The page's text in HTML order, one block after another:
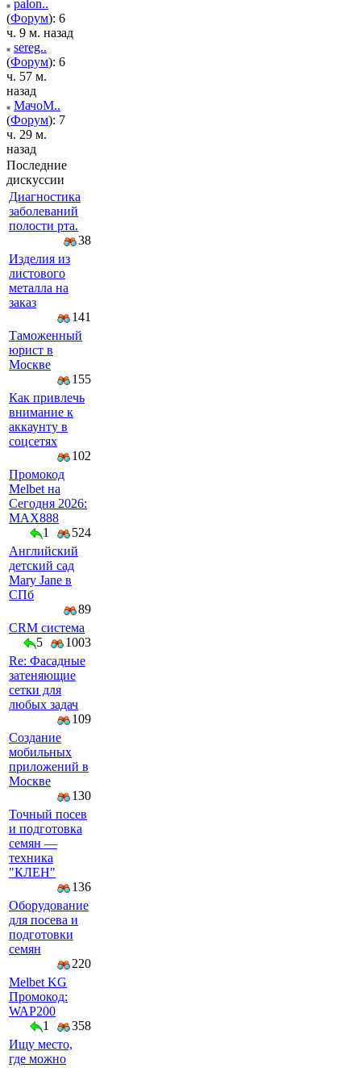
palon..
(Форум): 6
ч. 9 м. назад
sereg..
(Форум): 6
ч. 57 м.
назад
МачоМ..
(Форум): 7
ч. 29 м.
назад
Последние
дискуссии
Диагностика
заболеваний
полости рта.
38
Изделия из
листового
металла на
заказ
141
Таможенный
юрист в
Москве
155
Как привлечь
внимание к
аккаунту в
соцсетях
102
Промокод
Melbet на
Сегодня 2026:
MAX888
1
524
Английский
детский сад
Mary Jane в
СПб
89
CRM система
5
1003
Re: Фасадные
затеняющие
сетки для
любых задач
109
Создание
мобильных
приложений в
Москве
130
Точный посев
и подготовка
семян —
техника
"КЛЕН"
136
Оборудование
для посева и
подготовки
семян
220
Melbet KG
Промокод:
WAP200
1
358
Ищу место,
где можно